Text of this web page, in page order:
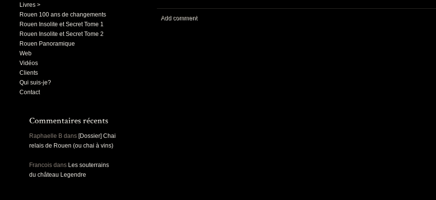
Livres >
Rouen 100 ans de changements
Rouen Insolite et Secret Tome 1
Rouen Insolite et Secret Tome 2
Rouen Panoramique
Web
Vidéos
Clients
Qui suis-je?
Contact
Raphaelle B dans [Dossier] Chai
relais de Rouen (ou chai à vins)
Francois dans Les souterrains
du château Legendre
Add comment